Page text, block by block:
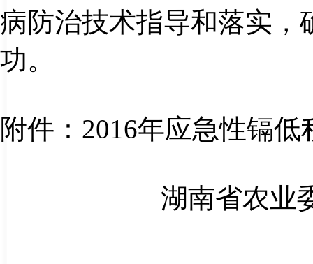
病防治技术指导和落实，
功。
附件： 2016年应急性镉低
湖南省农业